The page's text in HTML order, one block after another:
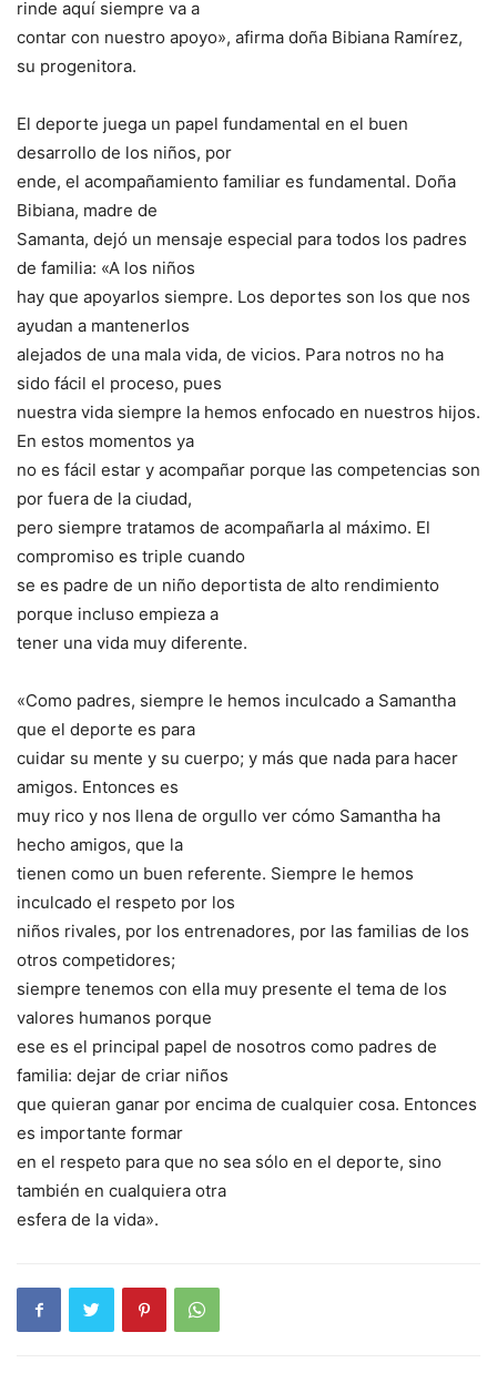
rinde aquí siempre va a
contar con nuestro apoyo», afirma doña Bibiana Ramírez,
su progenitora.
El deporte juega un papel fundamental en el buen
desarrollo de los niños, por
ende, el acompañamiento familiar es fundamental. Doña
Bibiana, madre de
Samanta, dejó un mensaje especial para todos los padres
de familia: «A los niños
hay que apoyarlos siempre. Los deportes son los que nos
ayudan a mantenerlos
alejados de una mala vida, de vicios. Para notros no ha
sido fácil el proceso, pues
nuestra vida siempre la hemos enfocado en nuestros hijos.
En estos momentos ya
no es fácil estar y acompañar porque las competencias son
por fuera de la ciudad,
pero siempre tratamos de acompañarla al máximo. El
compromiso es triple cuando
se es padre de un niño deportista de alto rendimiento
porque incluso empieza a
tener una vida muy diferente.
«Como padres, siempre le hemos inculcado a Samantha
que el deporte es para
cuidar su mente y su cuerpo; y más que nada para hacer
amigos. Entonces es
muy rico y nos llena de orgullo ver cómo Samantha ha
hecho amigos, que la
tienen como un buen referente. Siempre le hemos
inculcado el respeto por los
niños rivales, por los entrenadores, por las familias de los
otros competidores;
siempre tenemos con ella muy presente el tema de los
valores humanos porque
ese es el principal papel de nosotros como padres de
familia: dejar de criar niños
que quieran ganar por encima de cualquier cosa. Entonces
es importante formar
en el respeto para que no sea sólo en el deporte, sino
también en cualquiera otra
esfera de la vida».